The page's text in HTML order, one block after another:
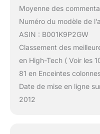
Moyenne des
Numéro du modèle de
ASIN : B001K9P2GW
Classement des
en High-Tech ( Voir les
81 en Enceintes
Date de mise en ligne
2012